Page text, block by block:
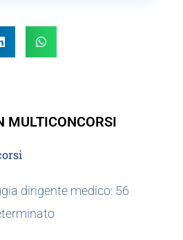
MULTICONCORSI
dirigente medico: 56